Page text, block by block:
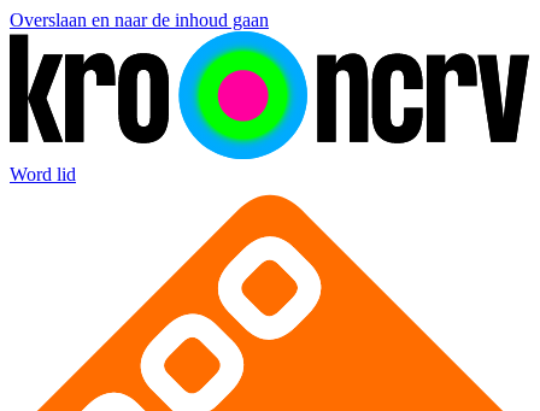
Overslaan en naar de inhoud gaan
Word lid